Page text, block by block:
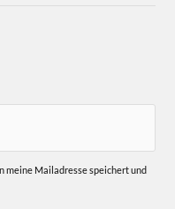
meine Mailadresse speichert und